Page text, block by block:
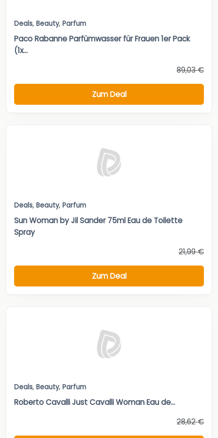
Deals, Beauty, Parfum
Paco Rabanne Parfümwasser für Frauen 1er Pack
(1x...
89,03 €
Zum Deal
Deals, Beauty, Parfum
Sun Woman by Jil Sander 75ml Eau de Toilette
Spray
21,99 €
Zum Deal
Deals, Beauty, Parfum
Roberto Cavalli Just Cavalli Woman Eau de...
28,62 €